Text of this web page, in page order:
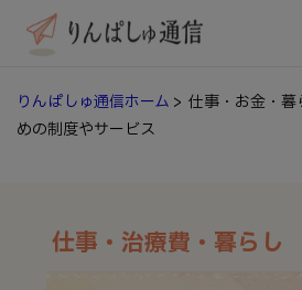
りんぱしゅ通信ホーム > 仕事・お金・暮
めの制度やサービス
仕事・治療費・暮らし